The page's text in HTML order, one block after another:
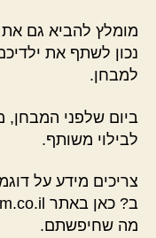
מומלץ להביא גם
נכון לשתף את
למבחן.
ביום שלפני
לבילוי משותף.
צריכים מידע על
מה שחיפשתם.